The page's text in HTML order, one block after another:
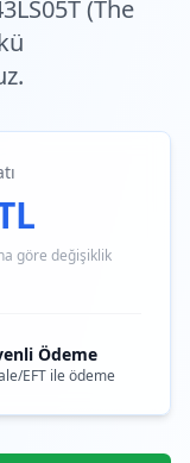
(The
göre değişiklik
Ödeme
EFT ile ödeme